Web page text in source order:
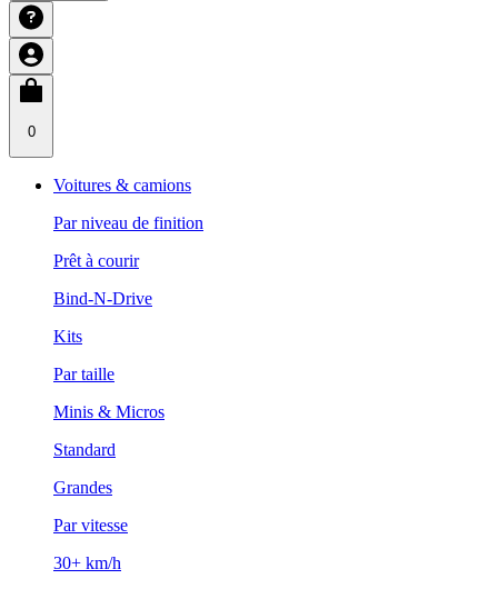
0
Voitures & camions
Par niveau de finition
Prêt à courir
Bind-N-Drive
Kits
Par taille
Minis & Micros
Standard
Grandes
Par vitesse
30+ km/h